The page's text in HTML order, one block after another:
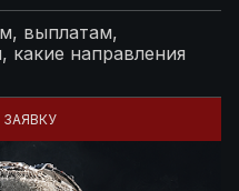
выплатам,
направления